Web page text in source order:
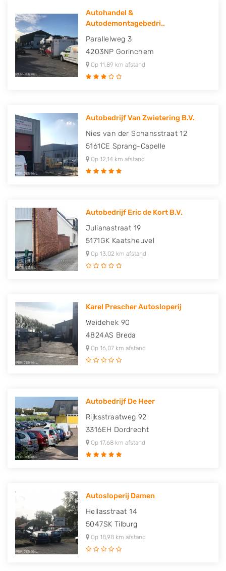
Autohandel &
Autodemontagebedri..
Parallelweg 3
4203NP Gorinchem
Op 11,89 km afstand
Autobedrijf Van Zwietering B.V.
Nies van der Schansstraat 12
5161CE Sprang-Capelle
Op 12,14 km afstand
Autobedrijf Eric de Kort B.V.
Julianastraat 19
5171GK Kaatsheuvel
Op 13,02 km afstand
Karel Prescher Autosloperij
Weidehek 90
4824AS Breda
Op 16,07 km afstand
Autobedrijf De Heer
Rijksstraatweg 92
3316EH Dordrecht
Op 17,68 km afstand
Autosloperij Damen
Hellasstraat 14
5047SK Tilburg
Op 18,98 km afstand